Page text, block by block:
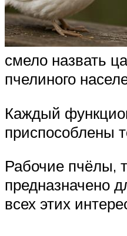
смело назвать
пчелиного
Каждый
приспособлены
Рабочие пчёлы,
предназначено
всех этих